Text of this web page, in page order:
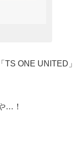
ONE UNITED」
…！